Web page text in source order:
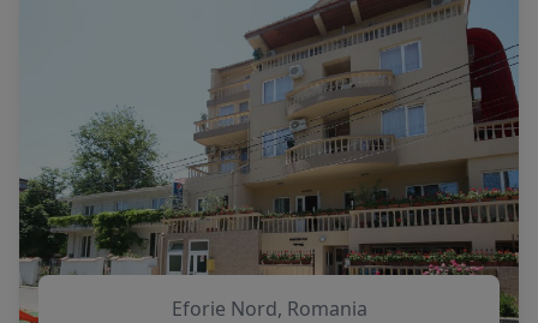
Eforie Nord, Romania